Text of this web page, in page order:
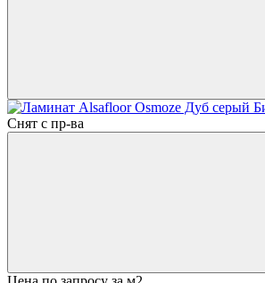
Снят с пр-ва